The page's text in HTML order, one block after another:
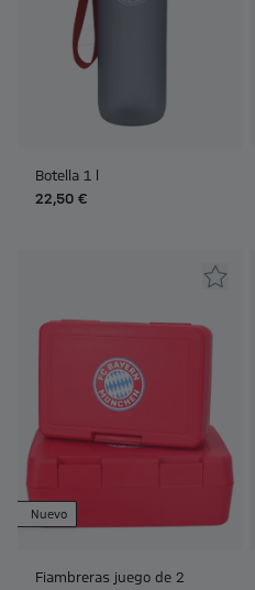
Botella 1 l
22,50 €
Nuevo
Fiambreras juego de 2